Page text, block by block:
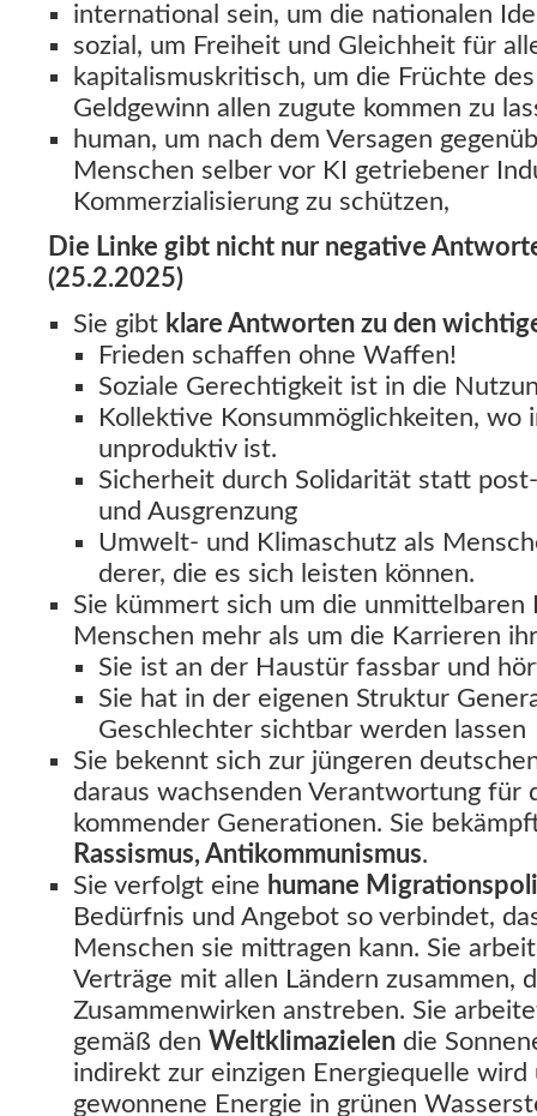
international sein, um die nationalen
sozial, um Freiheit und Gleichheit für
kapitalismuskritisch, um die Früchte
Geldgewinn allen zugute kommen zu
human, um nach dem Versagen
Menschen selber vor KI getriebener
Kommerzialisierung zu schützen,
Die Linke gibt nicht nur negative
(25.2.2025)
Sie gibt klare Antworten zu den
Frieden schaffen ohne Waffen!
Soziale Gerechtigkeit ist in die
Kollektive Konsummöglichkeiten, wo
unproduktiv ist.
Sicherheit durch Solidarität statt
und Ausgrenzung
Umwelt- und Klimaschutz als
derer, die es sich leisten können.
Sie kümmert sich um die unmittelbaren
Menschen mehr als um die Karrieren
Sie ist an der Haustür fassbar und
Sie hat in der eigenen Struktur
Geschlechter sichtbar werden lassen
Sie bekennt sich zur jüngeren
daraus wachsenden Verantwortung für
kommender Generationen. Sie
Rassismus, Antikommunismus.
Sie verfolgt eine humane
Bedürfnis und Angebot so verbindet,
Menschen sie mittragen kann. Sie
Verträge mit allen Ländern zusammen,
Zusammenwirken anstreben. Sie
gemäß den Weltklimazielen die
indirekt zur einzigen Energiequelle wird
gewonnene Energie in grünen